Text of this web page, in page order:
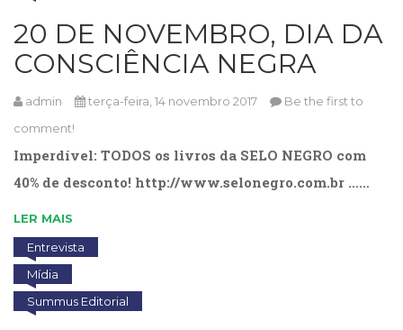
Publicidade,
e
(33)
Puericultura
(23)
(8)
Públicas
e
Comunicação
Empresarial
(31)
20 DE NOVEMBRO, DIA DA
CONSCIÊNCIA NEGRA
admin terça-feira, 14 novembro 2017
Be the first to
comment!
Imperdível: TODOS os livros da SELO NEGRO com
40% de desconto! http://www.selonegro.com.br ……
LER MAIS
Entrevista
Mídia
Summus Editorial